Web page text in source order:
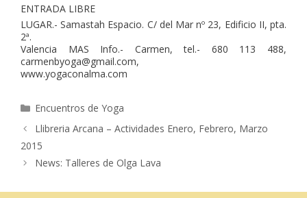
ENTRADA LIBRE
LUGAR.- Samastah Espacio. C/ del Mar nº 23, Edificio II, pta.
2ª.
Valencia MAS Info.- Carmen, tel.- 680 113 488,
carmenbyoga@gmail.com,
www.yogaconalma.com
Categorías
Encuentros de Yoga
Llibreria Arcana – Actividades Enero, Febrero, Marzo
2015
News: Talleres de Olga Lava